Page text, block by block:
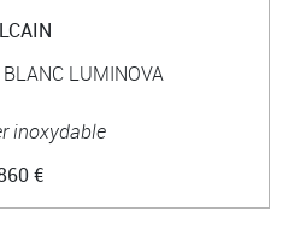
LUMINOVA
inoxydable
€